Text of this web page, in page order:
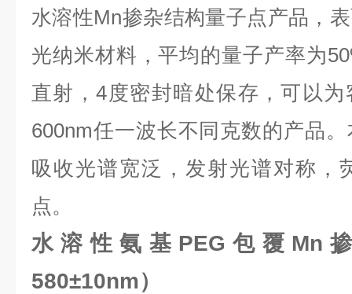
水溶性Mn掺杂结构量子点产品，
光纳米材料，平均的量子产率为
直射，4度密封暗处保存，可以
600nm任一波长不同克数的产品
吸收光谱宽泛，发射光谱对称，
点。
水溶性氨基PEG包覆Mn
580±10nm）